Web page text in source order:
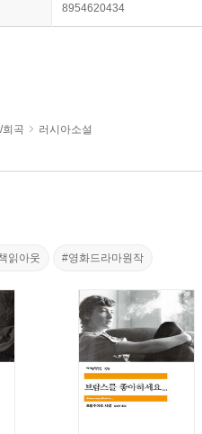
8954620434
희곡 러시아소설
읽아웃 #영화드라마원작